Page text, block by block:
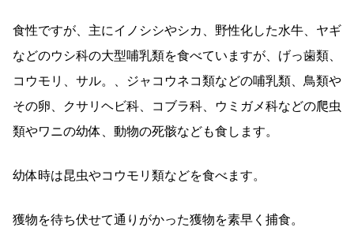
食性ですが、主にイノシシやシカ、野性化した水牛、ヤギ
などのウシ科の大型哺乳類を食べていますが、げっ歯類、
コウモリ、サル。、ジャコウネコ類などの哺乳類、鳥類や
その卵、クサリヘビ科、コブラ科、ウミガメ科などの爬虫
類やワニの幼体、動物の死骸なども食します。
幼体時は昆虫やコウモリ類などを食べます。
獲物を待ち伏せて通りがかった獲物を素早く捕食。